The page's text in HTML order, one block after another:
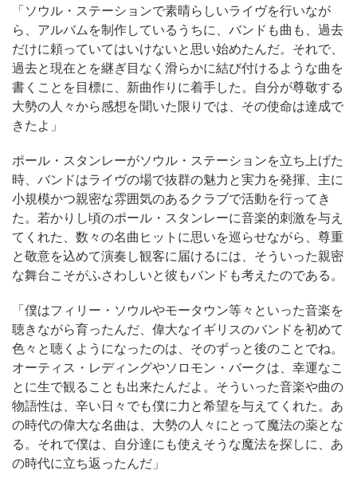
「ソウル・ステーションで素晴らしいライヴを行いなが
ら、アルバムを制作しているうちに、バンドも曲も、過去
だけに頼っていてはいけないと思い始めたんだ。それで、
過去と現在とを継ぎ目なく滑らかに結び付けるような曲を
書くことを目標に、新曲作りに着手した。自分が尊敬する
大勢の人々から感想を聞いた限りでは、その使命は達成で
きたよ」
ポール・スタンレーがソウル・ステーションを立ち上げた
時、バンドはライヴの場で抜群の魅力と実力を発揮、主に
小規模かつ親密な雰囲気のあるクラブで活動を行ってき
た。若かりし頃のポール・スタンレーに音楽的刺激を与え
てくれた、数々の名曲ヒットに思いを巡らせながら、尊重
と敬意を込めて演奏し観客に届けるには、そういった親密
な舞台こそがふさわしいと彼もバンドも考えたのである。
「僕はフィリー・ソウルやモータウン等々といった音楽を
聴きながら育ったんだ、偉大なイギリスのバンドを初めて
色々と聴くようになったのは、そのずっと後のことでね。
オーティス・レディングやソロモン・バークは、幸運なこ
とに生で観ることも出来たんだよ。そういった音楽や曲の
物語性は、辛い日々でも僕に力と希望を与えてくれた。あ
の時代の偉大な名曲は、大勢の人々にとって魔法の薬とな
る。それで僕は、自分達にも使えそうな魔法を探しに、あ
の時代に立ち返ったんだ」